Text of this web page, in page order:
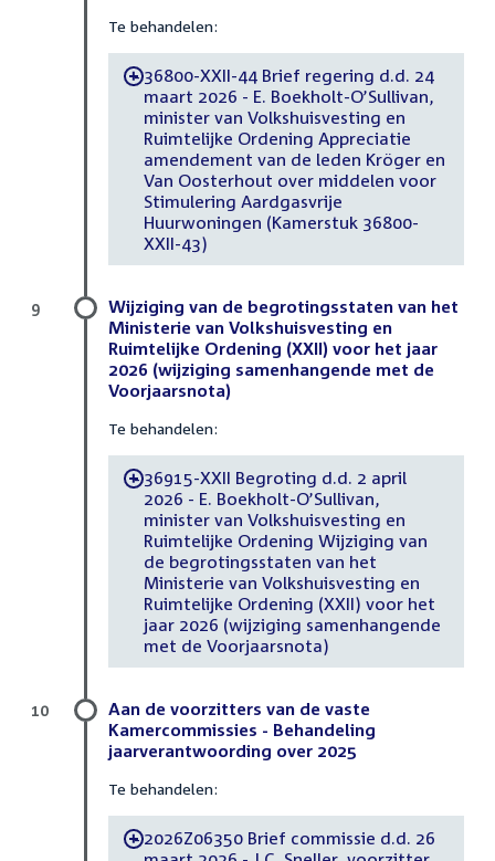
Te behandelen:
-36800-XXII-44 Brief regering d.d. 24
maart 2026 - E. Boekholt-O’Sullivan,
minister van Volkshuisvesting en
Ruimtelijke Ordening Appreciatie
amendement van de leden Kröger en
Van Oosterhout over middelen voor
Stimulering Aardgasvrije
Huurwoningen (Kamerstuk 36800-
XXII-43)
Wijziging van de begrotingsstaten van het
Ministerie van Volkshuisvesting en
Ruimtelijke Ordening (XXII) voor het jaar
2026 (wijziging samenhangende met de
Voorjaarsnota)
Te behandelen:
-36915-XXII Begroting d.d. 2 april
2026 - E. Boekholt-O’Sullivan,
minister van Volkshuisvesting en
Ruimtelijke Ordening Wijziging van
de begrotingsstaten van het
Ministerie van Volkshuisvesting en
Ruimtelijke Ordening (XXII) voor het
jaar 2026 (wijziging samenhangende
met de Voorjaarsnota)
9
Aan de voorzitters van de vaste
Kamercommissies - Behandeling
jaarverantwoording over 2025
Te behandelen:
-2026Z06350 Brief commissie d.d. 26
10